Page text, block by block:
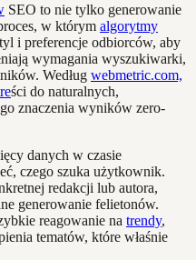
SEO to nie tylko generowanie
w którym algorytmy
i preferencje odbiorców, aby
wymagania wyszukiwarki,
Według webmetric.com,
ści do naturalnych,
znaczenia wyników zero-
danych w czasie
czego szuka użytkownik.
redakcji lub autora,
generowanie felietonów.
reagowanie na trendy,
tematów, które właśnie